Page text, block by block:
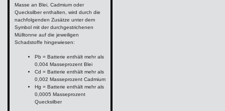
Masse an Blei, Cadmium oder
Quecksilber enthalten, wird durch die
nachfolgenden Zusätze unter dem
Symbol mit der durchgestrichenen
Mülltonne auf die jeweiligen
Schadstoffe hingewiesen:
Pb = Batterie enthält mehr als
0,004 Masseprozent Blei
Cd = Batterie enthält mehr als
0,002 Masseprozent Cadmium
Hg = Batterie enthält mehr als
0,0005 Masseprozent
Quecksilber